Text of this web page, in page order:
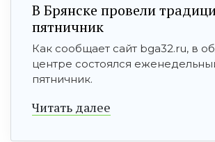
В Брянске провели
пятничник
Как сообщает сайт bga32.ru, в
центре состоялся
пятничник.
Читать далее